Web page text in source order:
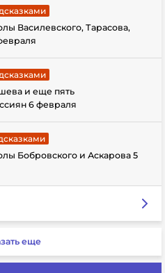
Василевского, Тарасова,
и еще пять
6 февраля
Бобровского и Аскарова 5
еще